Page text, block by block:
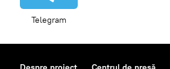
Telegram